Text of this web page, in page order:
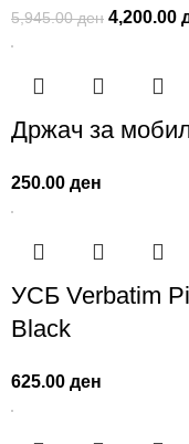
5,945.00ден 4,200.00
Држач за
250.00ден
УСБ Verbatim
Black
625.00ден